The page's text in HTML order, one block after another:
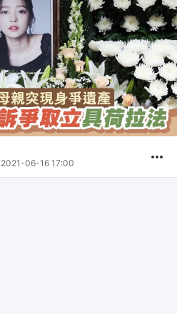
2021-06-16 17:00